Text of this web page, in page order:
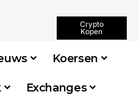
Crypto
Kopen
Koersen
Exchanges